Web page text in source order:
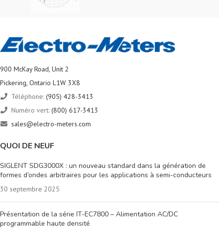
900 McKay Road, Unit 2
Pickering, Ontario L1W 3X8
Téléphone: (905) 428-3413
Numéro vert: (800) 617-3413
sales@electro-meters.com
QUOI DE NEUF
SIGLENT SDG3000X : un nouveau standard dans la génération de
formes d’ondes arbitraires pour les applications à semi-conducteurs
30 septembre 2025
Présentation de la série IT-EC7800 – Alimentation AC/DC
programmable haute densité